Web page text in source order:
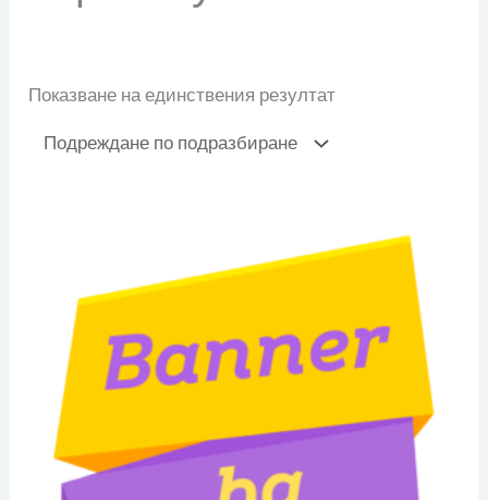
Показване на единствения резултат